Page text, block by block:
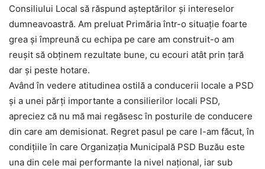
Consiliului Local să răspund așteptărilor și intereselor
dumneavoastră. Am preluat Primăria într-o situație foarte
grea și împreună cu echipa pe care am construit-o am
reușit să obținem rezultate bune, cu ecouri atât prin țară
dar și peste hotare.
Având în vedere atitudinea ostilă a conducerii locale a PSD
și a unei părți importante a consilierilor locali PSD,
apreciez că nu mă mai regăsesc în posturile de conducere
din care am demisionat. Regret pasul pe care l-am făcut, în
condițiile în care Organizația Municipală PSD Buzău este
una din cele mai performante la nivel național, iar sub